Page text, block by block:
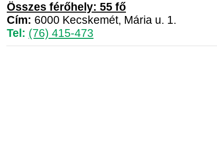
Összes férőhely: 55 fő
Cím: 6000 Kecskemét, Mária u. 1.
Tel: (76) 415-473